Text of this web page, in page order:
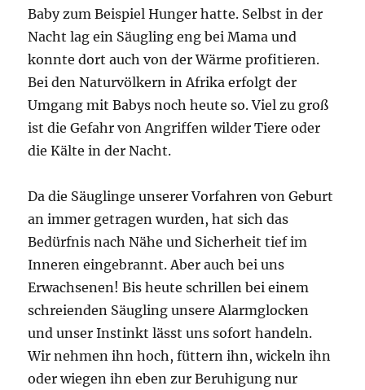
Baby zum Beispiel Hunger hatte. Selbst in der
Nacht lag ein Säugling eng bei Mama und
konnte dort auch von der Wärme profitieren.
Bei den Naturvölkern in Afrika erfolgt der
Umgang mit Babys noch heute so. Viel zu groß
ist die Gefahr von Angriffen wilder Tiere oder
die Kälte in der Nacht.
Da die Säuglinge unserer Vorfahren von Geburt
an immer getragen wurden, hat sich das
Bedürfnis nach Nähe und Sicherheit tief im
Inneren eingebrannt. Aber auch bei uns
Erwachsenen! Bis heute schrillen bei einem
schreienden Säugling unsere Alarmglocken
und unser Instinkt lässt uns sofort handeln.
Wir nehmen ihn hoch, füttern ihn, wickeln ihn
oder wiegen ihn eben zur Beruhigung nur